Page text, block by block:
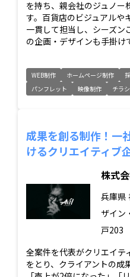
を持ち、親会社のジュノー
す。百貨店のビジュアルや
一貫して担当し、シーズ
の企画・デザインも手掛け
WEB制作 ホームページ制作
パンフレット
映像制作 チラシ
成果を創る制作！一
けるクリエイティブ
株式
兵庫県
ザイン
戸203
全案件を代表がクリエイテ
をとり、クライアントの成